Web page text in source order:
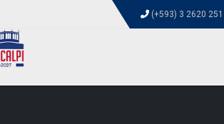
(+593) 3 2620 251